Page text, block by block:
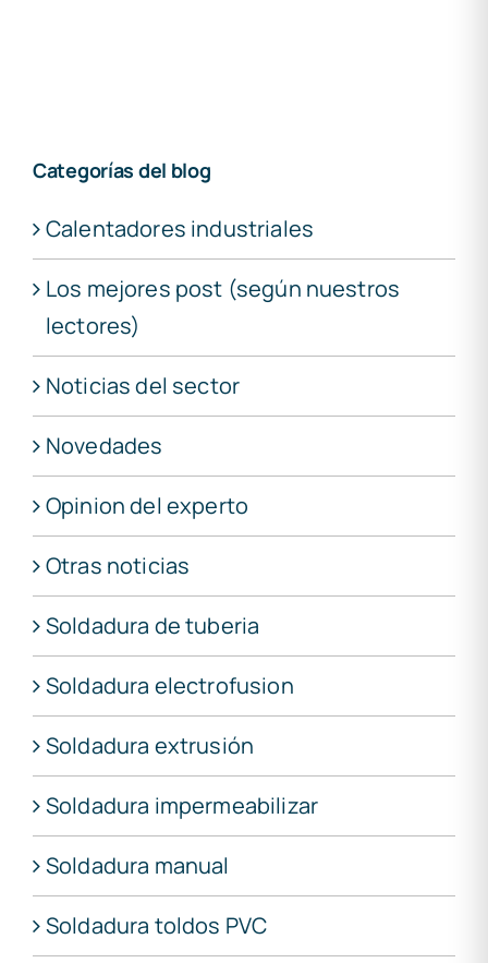
Categorías del blog
Calentadores industriales
Los mejores post (según nuestros
lectores)
Noticias del sector
Novedades
Opinion del experto
Otras noticias
Soldadura de tuberia
Soldadura electrofusion
Soldadura extrusión
Soldadura impermeabilizar
Soldadura manual
Soldadura toldos PVC